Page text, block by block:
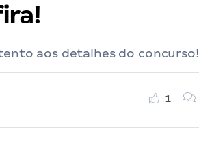
aos detalhes do concurso!
1